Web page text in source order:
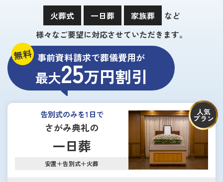
火葬式 一日葬 家族葬
など
様々なご要望に対応させていただきます。
無料 事前資料請求で葬儀費用が
最大25万円割引
告別式のみを1日で
さがみ典礼の
一日葬
安置＋告別式＋火葬
人気
プラン